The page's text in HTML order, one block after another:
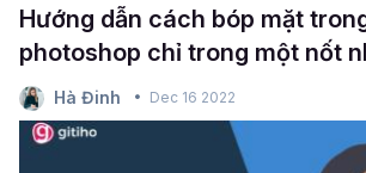
Hướng dẫn cách bóp mặt
photoshop chỉ trong một nốt
Hà Đinh Dec 16 2022